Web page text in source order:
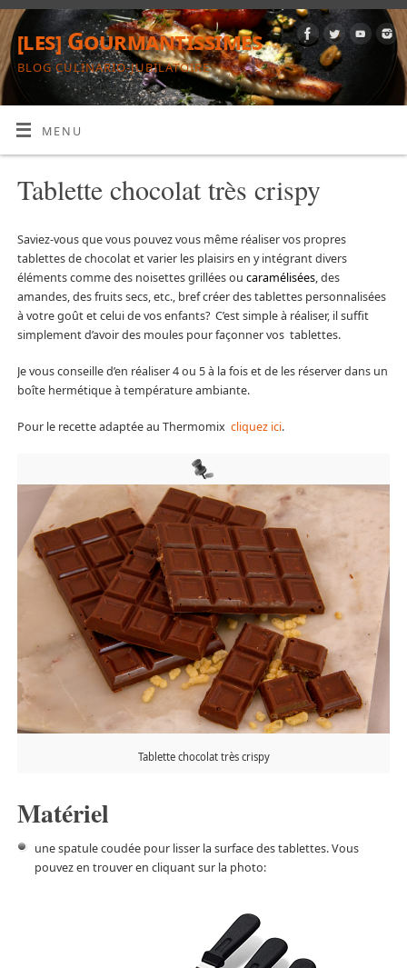
[les] Gourmantissimes
BLOG CULINARIO-JUBILATOIRE
MENU
Tablette chocolat très crispy
Saviez-vous que vous pouvez vous même réaliser vos propres
tablettes de chocolat et varier les plaisirs en y intégrant divers
éléments comme des noisettes grillées ou caramélisées, des
amandes, des fruits secs, etc., bref créer des tablettes personnalisées
à votre goût et celui de vos enfants? C’est simple à réaliser, il suffit
simplement d’avoir des moules pour façonner vos tablettes.
Je vous conseille d’en réaliser 4 ou 5 à la fois et de les réserver dans un
boîte hermétique à température ambiante.
Pour le recette adaptée au Thermomix cliquez ici.
Tablette chocolat très crispy
Matériel
une spatule coudée pour lisser la surface des tablettes. Vous
pouvez en trouver en cliquant sur la photo: